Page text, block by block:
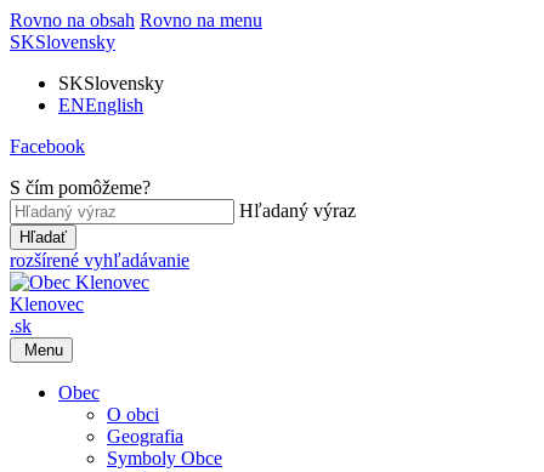
Rovno na obsah Rovno na menu
SKSlovensky
SKSlovensky
ENEnglish
Facebook
S čím pomôžeme?
Hľadaný výraz
Hľadať
rozšírené vyhľadávanie
Klenovec
.sk
Menu
Obec
O obci
Geografia
Symboly Obce